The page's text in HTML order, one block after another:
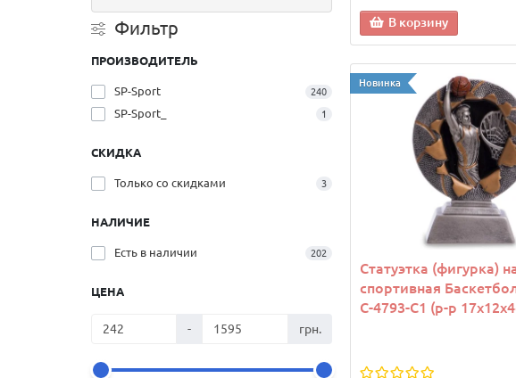
Фильтр
ПРОИЗВОДИТЕЛЬ
SP-Sport 240
SP-Sport_ 1
СКИДКА
Только со cкидками 3
НАЛИЧИЕ
Есть в наличии 202
ЦЕНА
- грн.
В корзину
Новинка
Статуэтка (фигурка)
спортивная
C-4793-C1 (р-р